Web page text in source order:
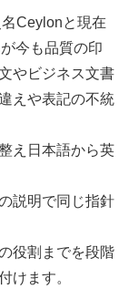
Ceylonと現在
今も品質の印
やビジネス文書
えや表記の不統
え日本語から英
説明で同じ指針
役割までを段階
けます。